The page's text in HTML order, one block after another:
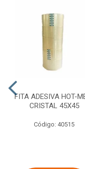
FITA ADESIVA HOT-
CRISTAL 45X45
Código: 40515